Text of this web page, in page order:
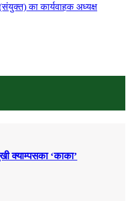
का कार्यवाहक अध्यक्ष
क्याम्पसका ‘काका’